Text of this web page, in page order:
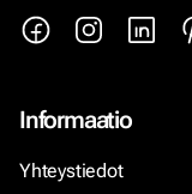
Informaatio
Yhteystiedot